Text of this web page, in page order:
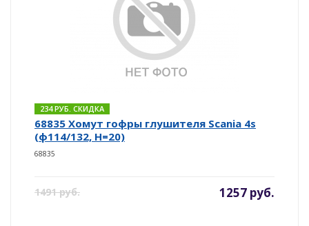
234 РУБ. СКИДКА
68835 Хомут гофры глушителя Scania 4s
(ф114/132, Н=20)
68835
1491 руб. 1257 руб.